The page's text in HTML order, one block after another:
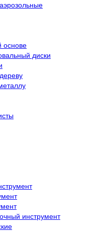
основе
диски
инструмент